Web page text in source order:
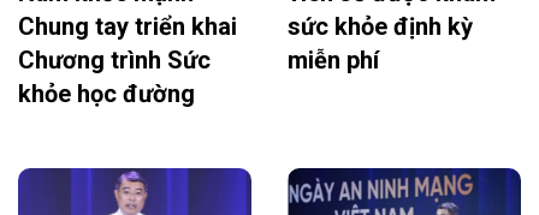
Chung tay triển khai
Chương trình Sức
khỏe học đường
sức khỏe định kỳ
miễn phí